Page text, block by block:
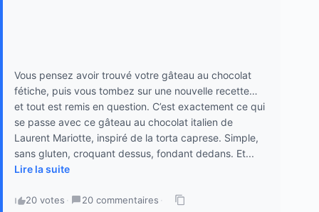
Vous pensez avoir trouvé votre gâteau au chocolat
fétiche, puis vous tombez sur une nouvelle recette…
et tout est remis en question. C’est exactement ce qui
se passe avec ce gâteau au chocolat italien de
Laurent Mariotte, inspiré de la torta caprese. Simple,
sans gluten, croquant dessus, fondant dedans. Et...
Lire la suite
20 votes · 20 commentaires ·